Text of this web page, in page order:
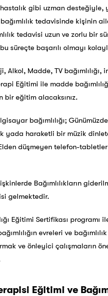
hastalık gibi uzman
tedavisinde kişinin
tedavisi uzun ve zorlu bir
süreçte başarılı olmayı
Alkol, Madde, TV
Eğitimi ile madde
bir eğitim alacaksınız.
bağımlılığı;
yada haraketli bir müzik
düşmeyen telefon-
Bağımlılıkların
gelmektedir.
Eğitimi Sertifikası
evreleri ve
ve önleyici çalışmaların
Eğitimi ve